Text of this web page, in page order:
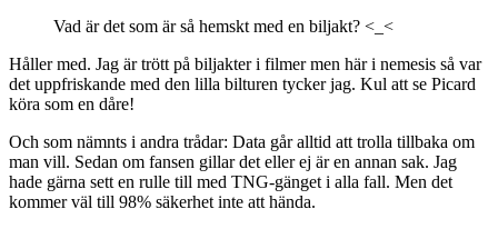
Vad är det som är så hemskt med en biljakt? <_<
Håller med. Jag är trött på biljakter i filmer men här i nemesis så var
det uppfriskande med den lilla bilturen tycker jag. Kul att se Picard
köra som en dåre!
Och som nämnts i andra trådar: Data går alltid att trolla tillbaka om
man vill. Sedan om fansen gillar det eller ej är en annan sak. Jag
hade gärna sett en rulle till med TNG-gänget i alla fall. Men det
kommer väl till 98% säkerhet inte att hända.